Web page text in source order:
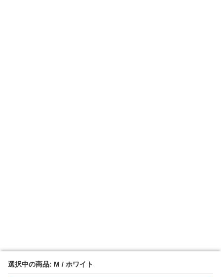
選択中の商品: M / ホワイト
選択中の商品: M / ホワイト